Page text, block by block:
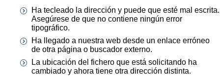
Ha tecleado la dirección y puede que esté mal escrita.
Asegúrese de que no contiene ningún error
tipográfico.
Ha llegado a nuestra web desde un enlace erróneo
de otra página o buscador externo.
La ubicación del fichero que está solicitando ha
cambiado y ahora tiene otra dirección distinta.